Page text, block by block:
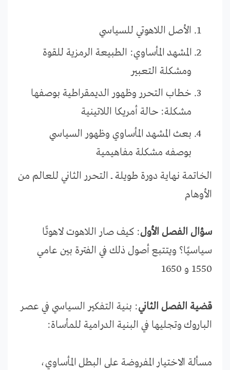
الأصل اللاهوتي للسياسي
المشهد المأساوي: الطبيعة الرمزية للقوة
ومشكلة التعبير
خطاب التحرر وظهور الديمقراطية بوصفها
مشكلة: حالة أمريكا اللاتينية
بعث المشهد المأساوي وظهور السياسي
بوصفه مشكلة مفاهيمية
الخاتمة نهاية دورة طويلة ـــ التحرر الثاني للعالم من
الأوهام
سؤال الفصل الأول: كيف صار اللاهوت لاهوتًا
سياسيًا؟ ويتتبع أصول ذلك في الفترة بين عامي
1550 و 1650
قضية الفصل الثاني: بنية التفكير السياسي في عصر
الباروك وتجليها في البنية الدرامية للمأساة:
مسألة الاختيار المفروضة على البطل المأساوي،